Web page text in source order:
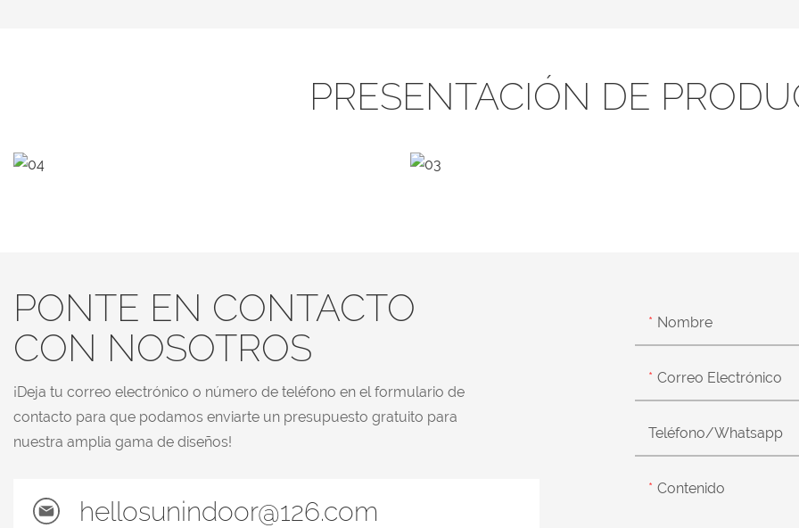
PRESENTACIÓN DE
PONTE EN CONTACTO
CON NOSOTROS
¡Deja tu correo electrónico o número de teléfono en el formulario de
contacto para que podamos enviarte un presupuesto gratuito para
nuestra amplia gama de diseños!
hellosunindoor@126.com
Nombre
Correo Electrónico
Teléfono/whatsapp
Contenido